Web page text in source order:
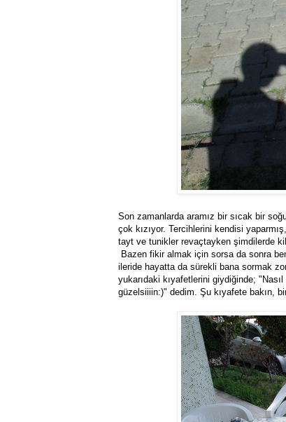
Son zamanlarda aramız bir sıcak bir
çok kızıyor. Tercihlerini kendisi
tayt ve tunikler revaçtayken şimdilerde
Bazen fikir almak için sorsa da sonra
ileride hayatta da sürekli bana sormak
yukarıdaki kıyafetlerini giydiğinde;
güzelsiiiin:)" dedim. Şu kıyafete bakın,